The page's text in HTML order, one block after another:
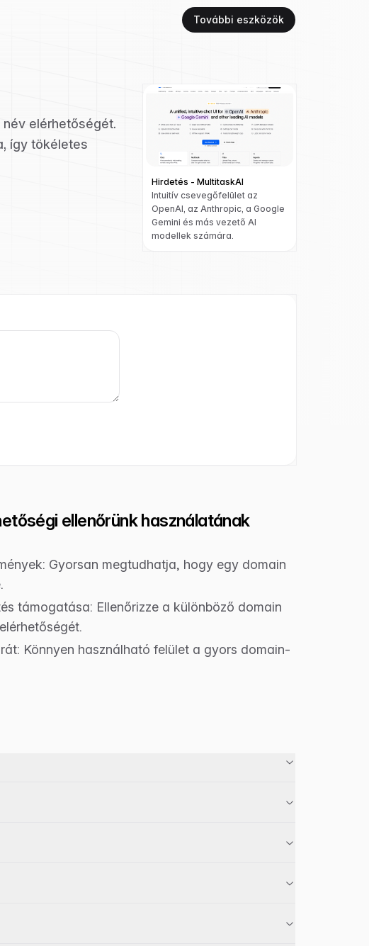
További eszközök
elérhetőségét.
így tökéletes
Hirdetés - MultitaskAI
Intuitív csevegőfelület az
OpenAI, az Anthropic, a Google
Gemini és más vezető AI
modellek számára.
ellenőrünk használatának
Gyorsan megtudhatja, hogy egy domain
támogatása: Ellenőrizze a különböző domain
Könnyen használható felület a gyors domain-